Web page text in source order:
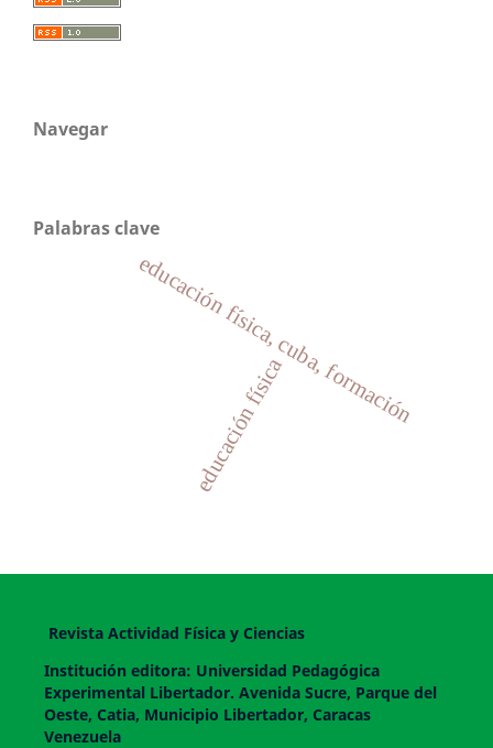
Navegar
Palabras clave
educación física
educación física, cuba, formación
Revista Actividad Física y Ciencias
Institución editora: Universidad Pedagógica
Experimental Libertador. Avenida Sucre, Parque del
Oeste, Catia, Municipio Libertador, Caracas
Venezuela